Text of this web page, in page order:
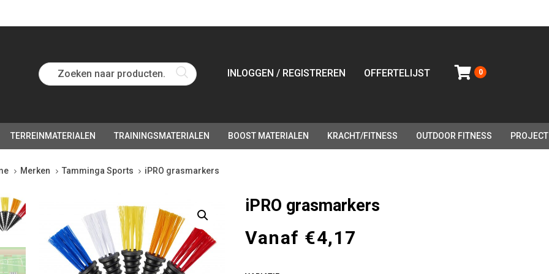
Zoeken naar producten... INLOGGEN / REGISTREREN OFFERTELIJST 0
TERREINMATERIALEN TRAININGSMATERIALEN BOOST MATERIALEN KRACHT/FITNESS OUTDOOR FITNESS
Merken Tamminga Sports iPRO grasmarkers
iPRO grasmarkers
Vanaf €4,17